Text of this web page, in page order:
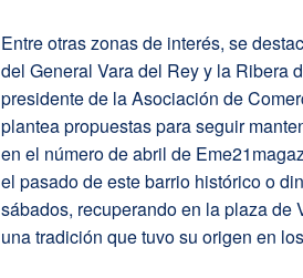
Entre otras zonas de interés, se
del General Vara del Rey y la Ribera
presidente de la Asociación de
plantea propuestas para seguir
en el número de abril de
el pasado de este barrio histórico o
sábados, recuperando en la plaza de
una tradición que tuvo su origen en